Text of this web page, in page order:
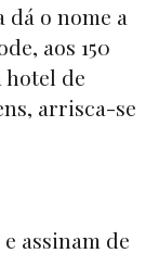
o nome a
aos 150
hotel de
arrisca-se
assinam de